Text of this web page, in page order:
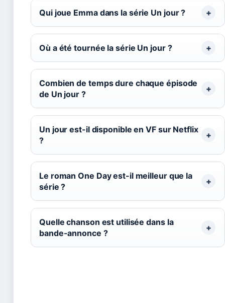
Qui joue Emma dans la série Un jour ?
Où a été tournée la série Un jour ?
Combien de temps dure chaque épisode
de Un jour ?
Un jour est-il disponible en VF sur Netflix
?
Le roman One Day est-il meilleur que la
série ?
Quelle chanson est utilisée dans la
bande-annonce ?